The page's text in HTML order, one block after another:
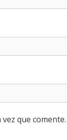
que comente.